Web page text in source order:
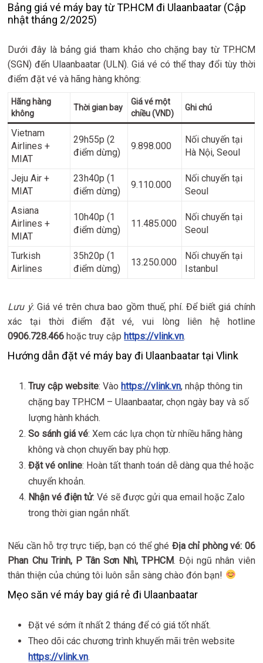
Bảng giá vé máy bay từ TP.HCM đi Ulaanbaatar (Cập
nhật tháng 2/2025)
Dưới đây là bảng giá tham khảo cho chặng bay từ TP.HCM
(SGN) đến Ulaanbaatar (ULN). Giá vé có thể thay đổi tùy thời
điểm đặt vé và hãng hàng không:
Hãng hàng
không
Thời gian bay
Giá vé một
chiều (VND)
Ghi chú
Vietnam
Airlines +
MIAT
29h55p (2
điểm dừng)
9.898.000
Nối chuyến tại
Hà Nội, Seoul
Jeju Air +
MIAT
23h40p (1
điểm dừng)
9.110.000
Nối chuyến tại
Seoul
Asiana
Airlines +
MIAT
10h40p (1
điểm dừng)
11.485.000
Nối chuyến tại
Seoul
Turkish
Airlines
35h20p (1
điểm dừng)
13.250.000
Nối chuyến tại
Istanbul
Lưu ý: Giá vé trên chưa bao gồm thuế, phí. Để biết giá chính
xác tại thời điểm đặt vé, vui lòng liên hệ hotline
0906.728.466 hoặc truy cậphttps://vlink.vn.
Hướng dẫn đặt vé máy bay đi Ulaanbaatar tại Vlink
Truy cập website: Vàohttps://vlink.vn, nhập thông tin
chặng bay TP.HCM – Ulaanbaatar, chọn ngày bay và số
lượng hành khách.
So sánh giá vé: Xem các lựa chọn từ nhiều hãng hàng
không và chọn chuyến bay phù hợp.
Đặt vé online: Hoàn tất thanh toán dễ dàng qua thẻ hoặc
chuyển khoản.
Nhận vé điện tử: Vé sẽ được gửi qua email hoặc Zalo
trong thời gian ngắn nhất.
Nếu cần hỗ trợ trực tiếp, bạn có thể ghé Địa chỉ phòng vé: 06
Phan Chu Trinh, P Tân Sơn Nhì, TPHCM. Đội ngũ nhân viên
thân thiện của chúng tôi luôn sẵn sàng chào đón bạn!
Mẹo săn vé máy bay giá rẻ đi Ulaanbaatar
Đặt vé sớm ít nhất 2 tháng để có giá tốt nhất.
Theo dõi các chương trình khuyến mãi trên website
https://vlink.vn.